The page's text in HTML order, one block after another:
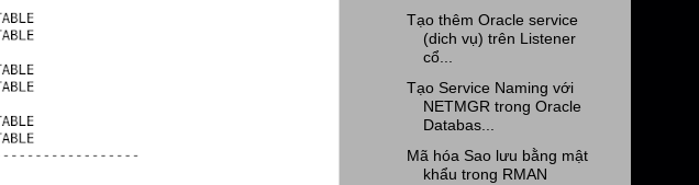
Tạo thêm Oracle service
(dich vụ) trên Listener
cổ...
Tạo Service Naming với
NETMGR trong Oracle
Databas...
Mã hóa Sao lưu bằng mật
khẩu trong RMAN